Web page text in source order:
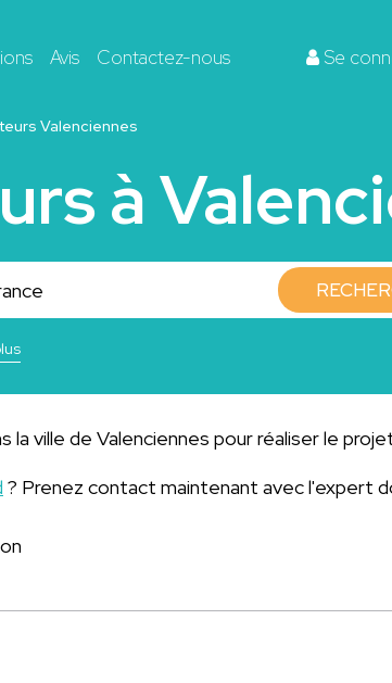
Avis Contactez-nous Se
Valenciennes
à
ville de Valenciennes pour réaliser le
? Prenez contact maintenant avec l'expert